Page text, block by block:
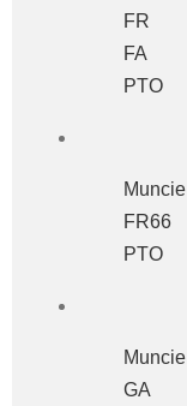
FR
FA
PTO
Muncie
FR66
PTO
Muncie
GA